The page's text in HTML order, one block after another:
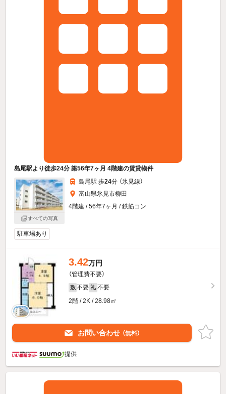
島尾駅より徒歩24分 築56年7ヶ月 4階建の賃貸物件
すべての写真
島尾駅 歩24分 （氷見線）
富山県氷見市柳田
4階建 / 56年7ヶ月 / 鉄筋コン
駐車場あり
3.42万円
（管理費不要）
敷 不要 礼 不要
2階 / 2K / 28.98㎡
お問い合わせ （無料）
提供